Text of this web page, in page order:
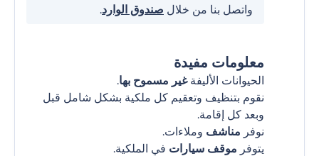
واتصل بنا من خلال صندوق الوارد.
معلومات مفيدة
الحيوانات الأليفةغير مسموح بها.
نقوم بتنظيف وتعقيم كل ملكية بشكل شامل قبل
وبعد كل إقامة.
نوفر مناشف وملاءات.
يتوفر موقف سيارات في الملكية.